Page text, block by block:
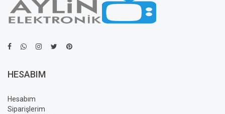
HESABIM
Hesabım
Siparişlerim